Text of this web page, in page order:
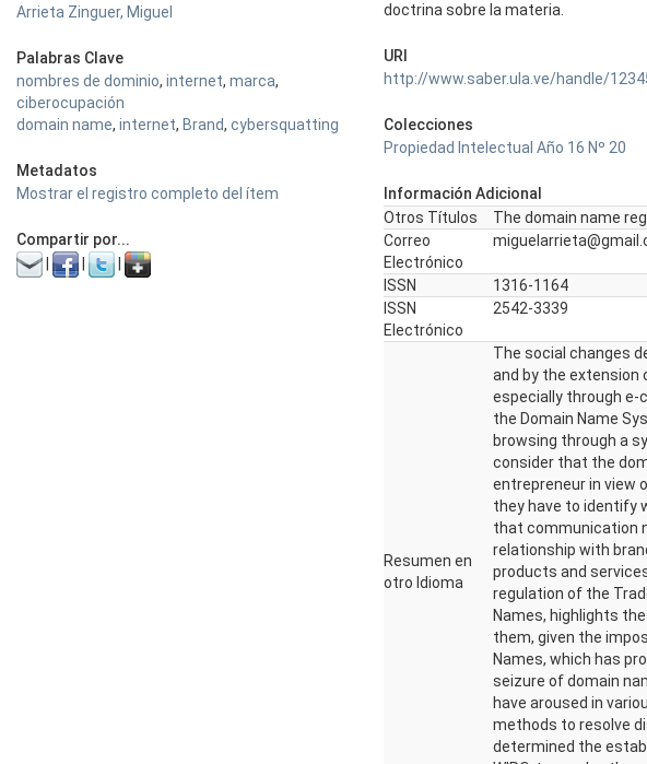
Arrieta Zinguer, Miguel
Palabras Clave
nombres de dominio, internet, marca,
ciberocupación
domain name, internet, Brand, cybersquatting
Metadatos
Mostrar el registro completo del ítem
Compartir por...
doctrina sobre la materia.
URI
http://www.saber.ula.ve/handle/
Colecciones
Propiedad Intelectual Año 16 Nº 20
Información Adicional
Otros Títulos
The domain name
Correo
Electrónico
ISSN
1316-1164
ISSN
Electrónico
2542-3339
Resumen en
otro Idioma
The social changes
and by the extension
especially through e-
the Domain Name
browsing through a
consider that the
entrepreneur in view
they have to identify
that communication
relationship with
products and
regulation of the
Names, highlights
them, given the
Names, which has
seizure of domain
have aroused in
methods to resolve
determined the